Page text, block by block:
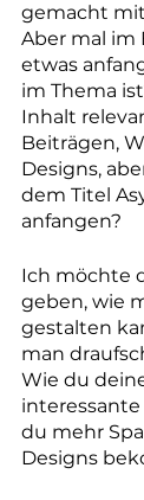
gemacht
Aber mal im
etwas
im Thema
Inhalt
Beiträgen,
Designs,
dem Titel
anfangen?
Ich möchte
geben, wie
gestalten
man
Wie du
du mehr
Designs